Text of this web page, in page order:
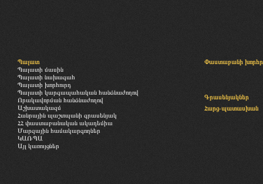
Պալատ
Պալատի մասին
Պալատի նախագահ
Պալատի խորհուրդ
Պալատի կարգապահական հանձնաժողով
Որակավորման հանձնաժողով
Աշխատակազմ
Հանրային պաշտպանի գրասենյակ
ՀՀ փաստաբանական ակադեմիա
Մարզային համակարգողներ
ԿԱՌՊԱ
Այլ կառույցներ
Փաստաբանի
Գրասենյակներ
Հարց-պատասխան